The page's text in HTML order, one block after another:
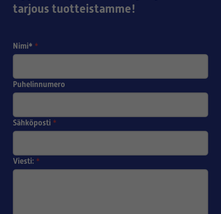
tarjous tuotteistamme!
Nimi* *
Puhelinnumero
Sähköposti *
Viesti: *